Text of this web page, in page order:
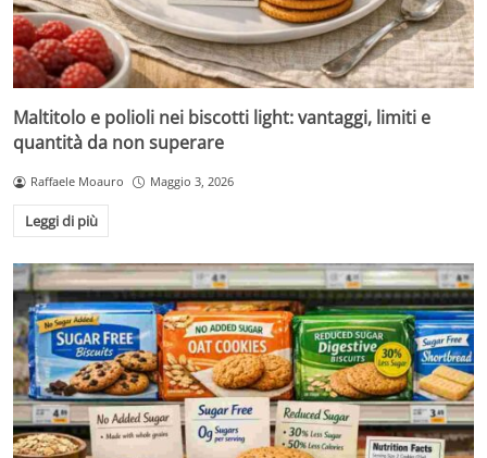
Maltitolo e polioli nei biscotti light: vantaggi, limiti e
quantità da non superare
Raffaele Moauro Maggio 3, 2026
Leggi di più